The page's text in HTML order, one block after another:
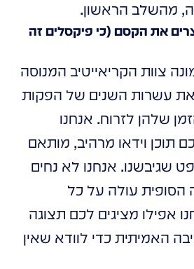
מהשלב הראשון.
את הקסם (כי פיקסלים זה
צוות הקריאייטיב המנוסה
את עשרות השנים של הפקות
שלהן לזרוח. אנחנו
תוכן וידאו מרהיב, מותאם
שגיבשנו. אנחנו לא נחים
עולה על כל
אפילו מציגים לכם תצוגה
האמיתית כדי לוודא שאין